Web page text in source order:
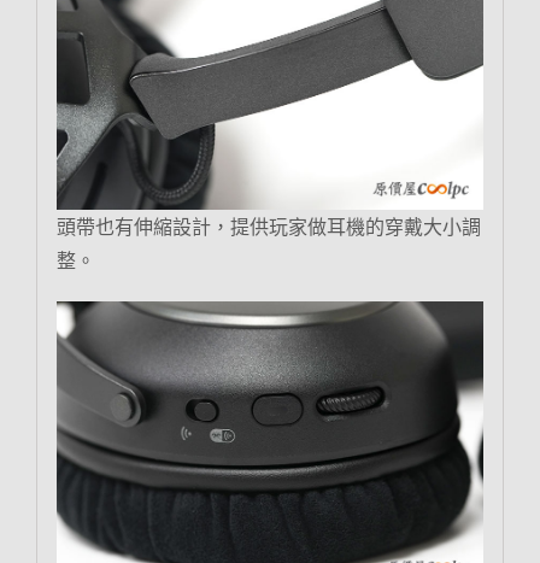
頭帶也有伸縮設計，提供玩家做耳機的穿戴大小調
整。